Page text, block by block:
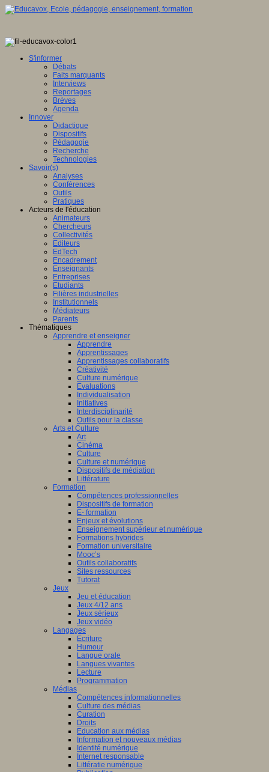
S'informer
Débats
Faits marquants
Interviews
Reportages
Brèves
Agenda
Innover
Didactique
Dispositifs
Pédagogie
Recherche
Technologies
Savoir(s)
Analyses
Conférences
Outils
Pratiques
Acteurs de l'éducation
Animateurs
Chercheurs
Collectivités
Editeurs
EdTech
Encadrement
Enseignants
Entreprises
Etudiants
Filières industrielles
Institutionnels
Médiateurs
Parents
Thématiques
Apprendre et enseigner
Apprendre
Apprentissages
Apprentissages collaboratifs
Créativité
Culture numérique
Evaluations
Individualisation
Initiatives
Interdisciplinarité
Outils pour la classe
Arts et Culture
Art
Cinéma
Culture
Culture et numérique
Dispositifs de médiation
Littérature
Formation
Compétences professionnelles
Dispositifs de formation
E- formation
Enjeux et évolutions
Enseignement supérieur et numérique
Formations hybrides
Formation universitaire
Mooc’s
Outils collaboratifs
Sites ressources
Tutorat
Jeux
Jeu et éducation
Jeux 4/12 ans
Jeux sérieux
Jeux vidéo
Langages
Ecriture
Humour
Langue orale
Langues vivantes
Lecture
Programmation
Médias
Compétences informationnelles
Culture des médias
Curation
Droits
Education aux médias
Information et nouveaux médias
Identité numérique
Internet responsable
Littératie numérique